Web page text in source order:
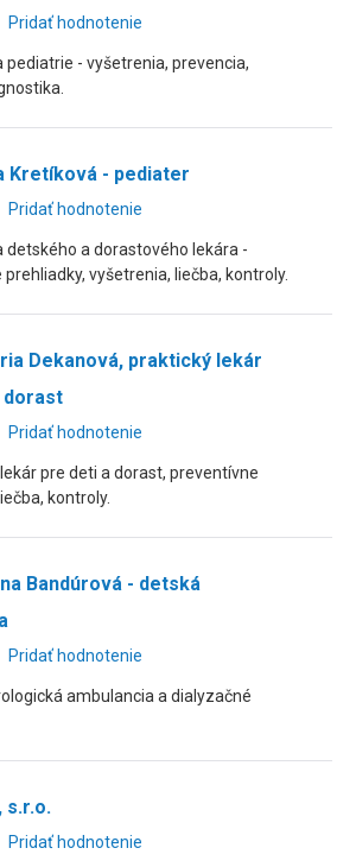
Pridať hodnotenie
pediatrie - vyšetrenia, prevencia,
Kretíková - pediater
Pridať hodnotenie
detského a dorastového lekára -
vyšetrenia, liečba, kontroly.
Dekanová, praktický lekár
dorast
Pridať hodnotenie
pre deti a dorast, preventívne
kontroly.
Bandúrová - detská
Pridať hodnotenie
ambulancia a dialyzačné
s.r.o.
Pridať hodnotenie